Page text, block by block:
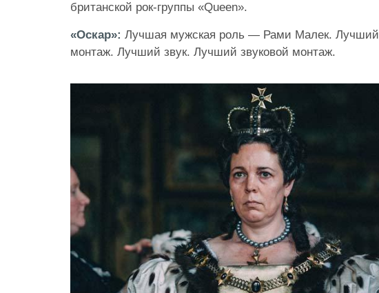
британской рок-группы «Queen».
«Оскар»: Лучшая мужская роль — Рами Малек. Лучший
монтаж. Лучший звук. Лучший звуковой монтаж.